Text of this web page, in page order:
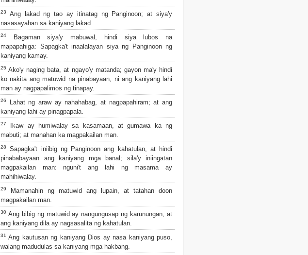
23
Ang lakad ng tao ay itinatag ng Panginoon; at siya'y
nasasayahan sa kaniyang lakad.
24
Bagaman siya'y mabuwal, hindi siya lubos na
mapapahiga: Sapagka't inaalalayan siya ng Panginoon ng
kaniyang kamay.
25 Ako'y naging bata, at ngayo'y matanda; gayon ma'y hindi
ko nakita ang matuwid na pinabayaan, ni ang kaniyang lahi
man ay nagpapalimos ng tinapay.
26
Lahat ng araw ay nahahabag, at nagpapahiram; at ang
kaniyang lahi ay pinagpapala.
27
Ikaw ay humiwalay sa kasamaan, at gumawa ka ng
mabuti; at manahan ka magpakailan man.
28
Sapagka't iniibig ng Panginoon ang kahatulan, at hindi
pinababayaan ang kaniyang mga banal; sila'y iniingatan
magpakailan man: nguni't ang lahi ng masama ay
mahihiwalay.
29
Mamanahin ng matuwid ang lupain, at tatahan doon
magpakailan man.
30 Ang bibig ng matuwid ay nangungusap ng karunungan, at
ang kaniyang dila ay nagsasalita ng kahatulan.
31 Ang kautusan ng kaniyang Dios ay nasa kaniyang puso,
walang madudulas sa kaniyang mga hakbang.